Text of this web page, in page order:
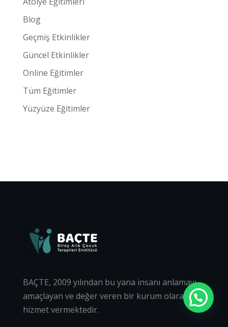
Blog
Geçmiş Etkinlikler
Güncel Etkinlikler
Online Eğitimler
Tüm Eğitimler
Yüzyüze Eğitimler
BAÇTE, 2009 yılından bu yana insanı anlamayı
amaçlayan ve değer veren bir kurum olarak
hizmet vermektedir.